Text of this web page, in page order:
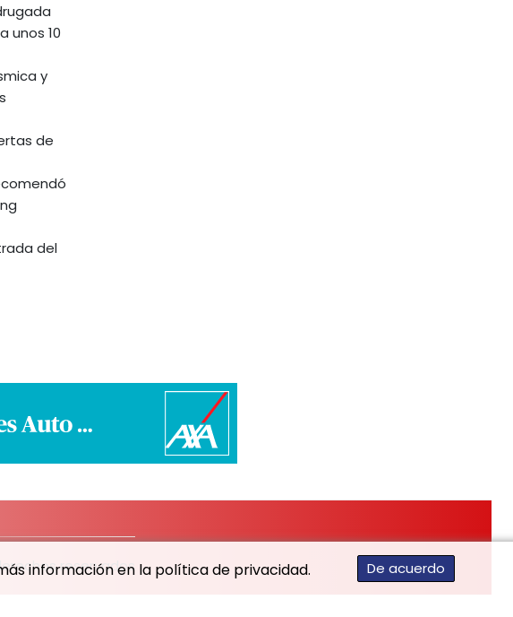
información en la política de privacidad. De acuerdo
unos 10
y
de
del
reservados